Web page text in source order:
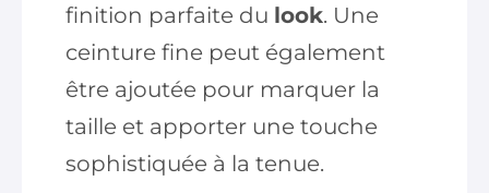
finition parfaite du look. Une
ceinture fine peut également
être ajoutée pour marquer la
taille et apporter une touche
sophistiquée à la tenue.